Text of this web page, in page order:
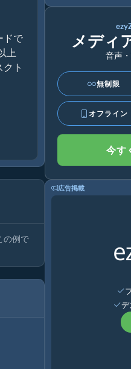
ドで
上
ト
の例で
メディ
音声
無制限
オフライン
今す
広告掲載
デ